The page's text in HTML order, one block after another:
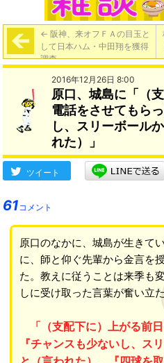
← 阪神、来オフＦＡの目玉と
して日本ハム・中田翔を獲得
調査
2016年12月26日 8:00
原口、城島に「（
電話をさせてもら
し、スリーボール
れた）」
ツイート
61コメント
原口のなかに、城島が生きて
に、師と仰ぐ先輩から金言を
た。教えに従うことは来季も
しに受け取った言葉が奮い立
「（支配下に）上がる前
『チャンスも少ないし、ス